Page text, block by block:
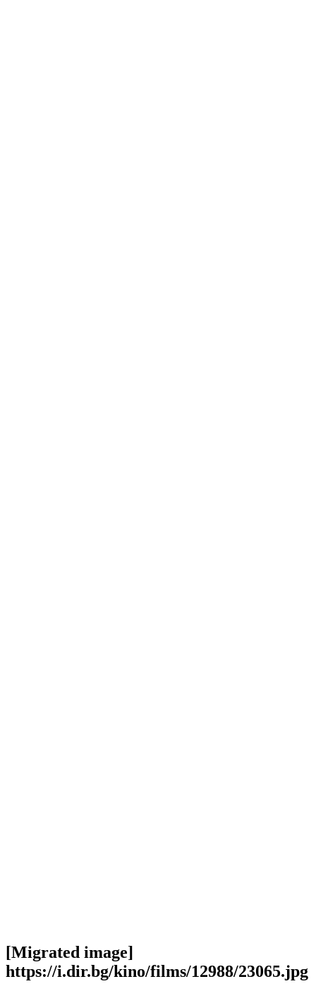
[Migrated image]
https://i.dir.bg/kino/films/12988/23065.jpg